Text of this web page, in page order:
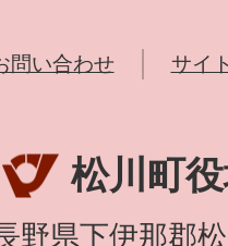
問い合わせ サイ
松川町
県下伊那郡